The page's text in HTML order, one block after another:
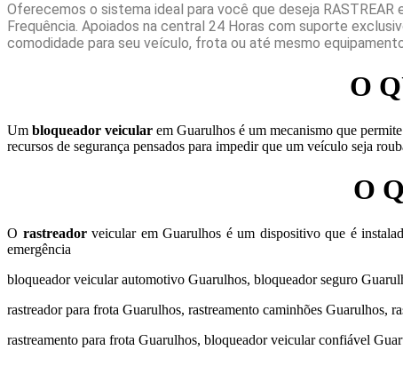
Oferecemos o sistema ideal para você que deseja RASTREAR
Frequência. Apoiados na central 24 Horas com suporte
comodidade para seu veículo, frota ou até mesmo
O
Um bloqueador veicular em Guarulhos é um mecanismo que
recursos de segurança pensados para impedir que um veículo seja
O
O rastreadorveicular em Guarulhos é um dispositivo que é
emergência
bloqueador veicular automotivo Guarulhos, bloqueador seguro
rastreador para frota Guarulhos, rastreamento caminhões Guarulhos,
rastreamento para frota Guarulhos, bloqueador veicular confiável